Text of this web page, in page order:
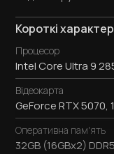
Короткі
Процесор
Intel Core Ultra 9
Відеокарта
GeForce RTX 5070,
Оперативна пам'ять
32GB (16GBx2)